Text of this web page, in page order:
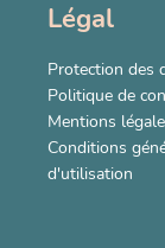
Légal
Protection des
Politique de
Mentions
Conditions
d'utilisation